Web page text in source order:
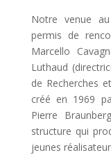
Notre venue
permis de
Marcello
Luthaud
de Recherches
créé en 1969
Pierre
structure qui
jeunes